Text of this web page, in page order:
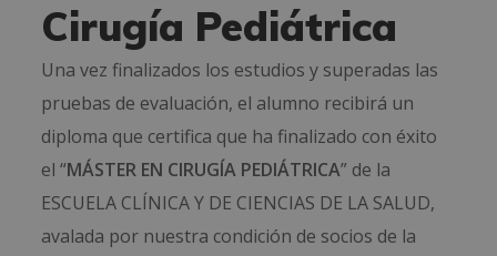
Cirugía Pediátrica
Una vez finalizados los estudios y superadas las
pruebas de evaluación, el alumno recibirá un
diploma que certifica que ha finalizado con éxito
el “MÁSTER EN CIRUGÍA PEDIÁTRICA” de la
ESCUELA CLÍNICA Y DE CIENCIAS DE LA SALUD,
avalada por nuestra condición de socios de la